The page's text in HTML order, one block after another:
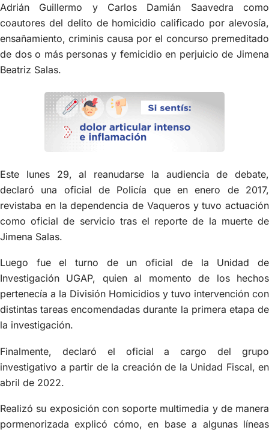
Adrián Guillermo y Carlos Damián Saavedra como
coautores del delito de homicidio calificado por alevosía,
ensañamiento, criminis causa por el concurso premeditado
de dos o más personas y femicidio en perjuicio de Jimena
Beatriz Salas.
Este lunes 29, al reanudarse la audiencia de debate,
declaró una oficial de Policía que en enero de 2017,
revistaba en la dependencia de Vaqueros y tuvo actuación
como oficial de servicio tras el reporte de la muerte de
Jimena Salas.
Luego fue el turno de un oficial de la Unidad de
Investigación UGAP, quien al momento de los hechos
pertenecía a la División Homicidios y tuvo intervención con
distintas tareas encomendadas durante la primera etapa de
la investigación.
Finalmente, declaró el oficial a cargo del grupo
investigativo a partir de la creación de la Unidad Fiscal, en
abril de 2022.
Realizó su exposición con soporte multimedia y de manera
pormenorizada explicó cómo, en base a algunas líneas